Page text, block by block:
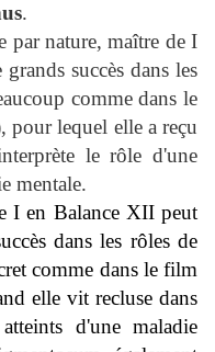
.
par nature, maître de I
succès dans les
comme dans le
pour lequel elle a reçu
le rôle d'une
mentale.
I en Balance XII peut
dans les rôles de
comme dans le film
elle vit recluse dans
d'une maladie